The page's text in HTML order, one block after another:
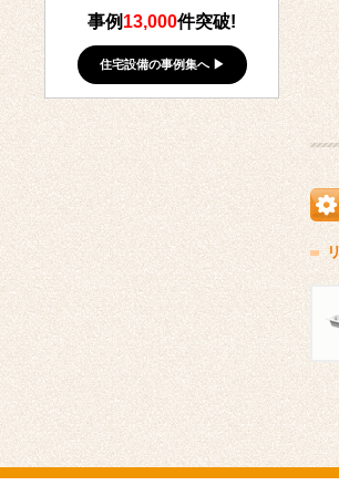
事例 13,000件突破!
住宅設備の事例集へ ▶